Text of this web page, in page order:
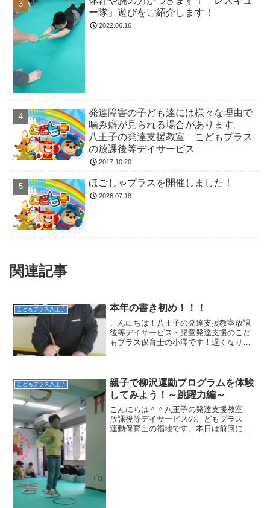
ー隊」遊びをご紹介します！
2022.06.16
発達障害の子ども達には様々な理由で
噛み癖が見られる場合があります。
八王子の発達支援教室 こどもプラス
の放課後等デイサービス
2017.10.20
ほごしゃプラスを開催しました！
2026.07.18
関連記事
こどもプラス八王子 本年の書き初め！！！
こんにちは！八王子の発達支援教室放課
後等デイサービス・児童発達支援のこど
もプラス保育士の小澤です！遅くなりま
所してくれることを大変嬉...
こどもプラス八王子
親子で柳沢運動プログラムを体験
してみよう！～跳躍力編～
こんにちは＾＾八王子の発達支援教室
放課後等デイサービスのこどもプラス
運動保育士の福地です。本日は前回に引